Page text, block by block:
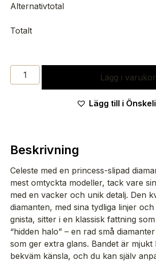
Alternativtotal
Totalt
SOLITÄRRING
CELESTE
Lägg i
Lägg till i
Beskrivning
Celeste med en princess-slipad
mest omtyckta modeller, tack vare
med en vacker och unik detalj. Den
diamanten, med sina tydliga linjer
gnista, sitter i en klassisk fattning
“hidden halo” – en rad små
som ger extra glans. Bandet är
bekväm känsla, och du kan själv